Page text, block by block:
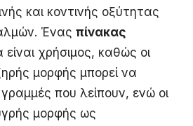
και κοντινής οξύτητας
Ένας πίνακας
είναι χρήσιμος, καθώς οι
μορφής μπορεί να
που λείπουν, ενώ οι
μορφής ως